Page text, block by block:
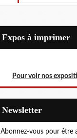
Expos à imprimer
Pour voir nos
Newsletter
Abonnez-vous pour être